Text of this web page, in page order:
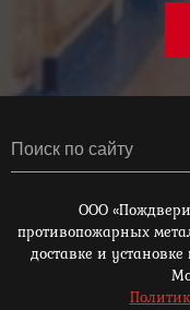
ООО
противопожарных
доставке и